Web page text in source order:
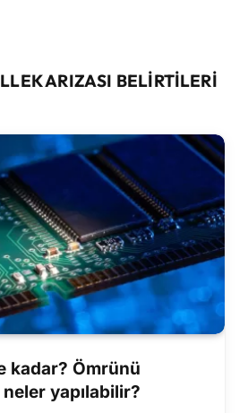
ARIZASI BELIRTILERI
kadar? Ömrünü
yapılabilir?